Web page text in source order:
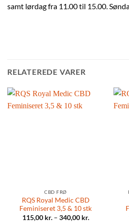
samt lørdag fra 11.00 til 15.00.
RELATEREDE VARER
CBD FRØ
RQS Royal Medic CBD
Feminiseret 3,5 & 10 stk
115,00 kr.– 340,00 kr.